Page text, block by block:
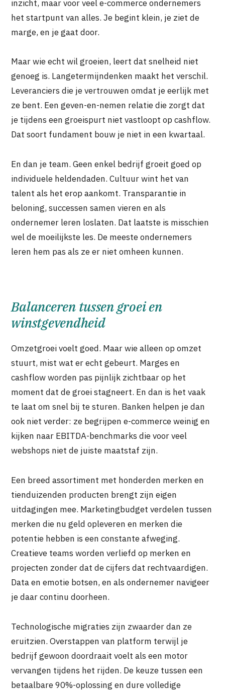
inzicht, maar voor veel e-commerce ondernemers
het startpunt van alles. Je begint klein, je ziet de
marge, en je gaat door.
Maar wie echt wil groeien, leert dat snelheid niet
genoeg is. Langetermijndenken maakt het verschil.
Leveranciers die je vertrouwen omdat je eerlijk met
ze bent. Een geven-en-nemen relatie die zorgt dat
je tijdens een groeispurt niet vastloopt op cashflow.
Dat soort fundament bouw je niet in een kwartaal.
En dan je team. Geen enkel bedrijf groeit goed op
individuele heldendaden. Cultuur wint het van
talent als het erop aankomt. Transparantie in
beloning, successen samen vieren en als
ondernemer leren loslaten. Dat laatste is misschien
wel de moeilijkste les. De meeste ondernemers
leren hem pas als ze er niet omheen kunnen.
Balanceren tussen groei en
winstgevendheid
Omzetgroei voelt goed. Maar wie alleen op omzet
stuurt, mist wat er echt gebeurt. Marges en
cashflow worden pas pijnlijk zichtbaar op het
moment dat de groei stagneert. En dan is het vaak
te laat om snel bij te sturen. Banken helpen je dan
ook niet verder: ze begrijpen e-commerce weinig en
kijken naar EBITDA-benchmarks die voor veel
webshops niet de juiste maatstaf zijn.
Een breed assortiment met honderden merken en
tienduizenden producten brengt zijn eigen
uitdagingen mee. Marketingbudget verdelen tussen
merken die nu geld opleveren en merken die
potentie hebben is een constante afweging.
Creatieve teams worden verliefd op merken en
projecten zonder dat de cijfers dat rechtvaardigen.
Data en emotie botsen, en als ondernemer navigeer
je daar continu doorheen.
Technologische migraties zijn zwaarder dan ze
eruitzien. Overstappen van platform terwijl je
bedrijf gewoon doordraait voelt als een motor
vervangen tijdens het rijden. De keuze tussen een
betaalbare 90%-oplossing en dure volledige